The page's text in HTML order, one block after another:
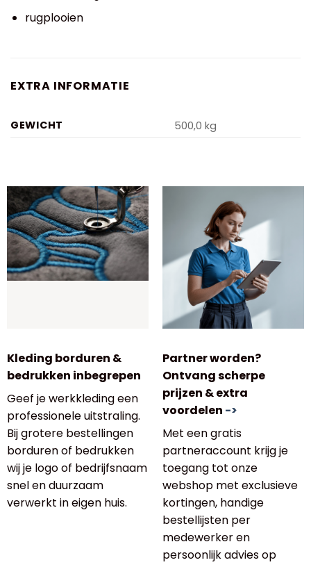
rugplooien
EXTRA INFORMATIE
GEWICHT 500,0 kg
Kleding borduren &
bedrukken inbegrepen
Geef je werkkleding een
professionele uitstraling.
Bij grotere bestellingen
borduren of bedrukken
wij je logo of bedrijfsnaam
snel en duurzaam
verwerkt in eigen huis.
Partner worden?
Ontvang scherpe
prijzen & extra
voordelen ->
Met een gratis
partneraccount krijg je
toegang tot onze
webshop met exclusieve
kortingen, handige
bestellijsten per
medewerker en
persoonlijk advies op